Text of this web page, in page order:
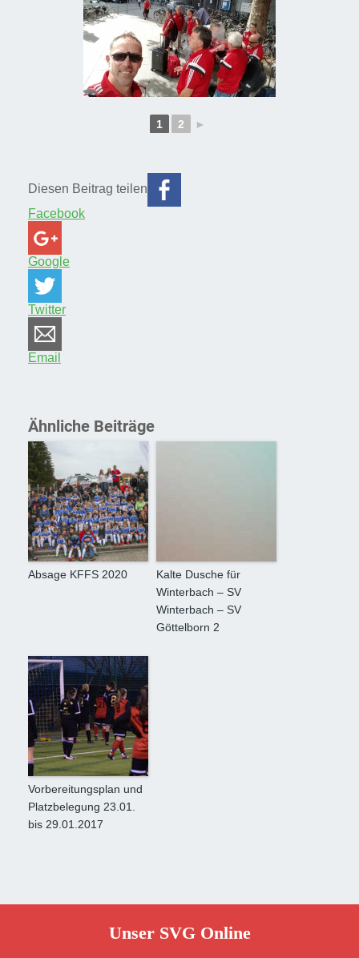
1 2 ►
Diesen Beitrag teilen
Facebook
Google
Twitter
Email
Ähnliche Beiträge
Absage KFFS 2020
Kalte Dusche für
Winterbach – SV
Winterbach – SV
Göttelborn 2
Vorbereitungsplan und
Platzbelegung 23.01.
bis 29.01.2017
Unser SVG Online